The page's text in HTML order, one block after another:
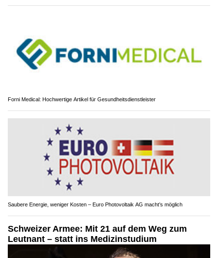
Forni Medical: Hochwertige Artikel für Gesundheitsdienstleister
Saubere Energie, weniger Kosten – Euro Photovoltaik AG macht’s möglich
Schweizer Armee: Mit 21 auf dem Weg zum
Leutnant – statt ins Medizinstudium